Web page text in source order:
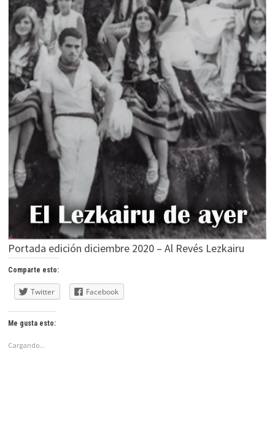
Portada edición diciembre 2020 – Al Revés Lezkairu
Comparte esto:
Twitter Facebook
Me gusta esto:
Cargando...